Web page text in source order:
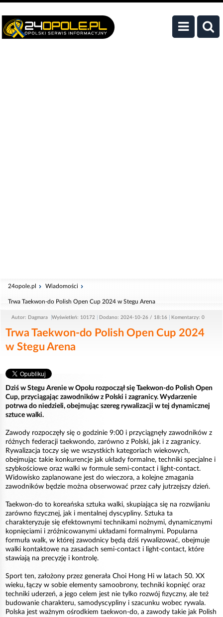
24opole.pl Wiadomości
Trwa Taekwon-do Polish Open Cup 2024 w Stegu Arena
Autor: Dagmara Wyświetleń: 10172 Dodano: 2024-10-26 / 18:16 Komentarzy: 0
Trwa Taekwon-do Polish Open Cup 2024
w Stegu Arena
Dziś w Stegu Arenie w Opolu rozpoczął się Taekwon-do Polish Open
Cup, przyciągając zawodników z Polski i zagranicy. Wydarzenie
potrwa do niedzieli, obejmując szereg rywalizacji w tej dynamicznej
sztuce walki.
Zawody rozpoczęły się o godzinie 9:00 i przyciągnęły zawodników z
różnych federacji taekwondo, zarówno z Polski, jak i z zagranicy.
Rywalizacja toczy się we wszystkich kategoriach wiekowych,
obejmując takie konkurencje jak układy formalne, techniki specjalne i
szybkościowe oraz walki w formule semi-contact i light-contact.
Widowisko zaplanowane jest do wieczora, a kolejne zmagania
zawodników będzie można obserwować przez cały jutrzejszy dzień.
Taekwon-do to koreańska sztuka walki, skupiająca się na rozwijaniu
zarówno fizycznej, jak i mentalnej dyscypliny. Sztuka ta
charakteryzuje się efektownymi technikami nożnymi, dynamicznymi
kopnięciami i zróżnicowanymi układami formalnymi. Popularna
formuła walk, w której zawodnicy będą dziś rywalizować, obejmuje
walki kontaktowe na zasadach semi-contact i light-contact, które
stawiają na precyzję i kontrolę.
Sport ten, założony przez generała Choi Hong Hi w latach 50. XX
wieku, łączy w sobie elementy samoobrony, techniki kopnięć oraz
techniki uderzeń, a jego celem jest nie tylko rozwój fizyczny, ale też
budowanie charakteru, samodyscypliny i szacunku wobec rywala.
Polska jest ważnym ośrodkiem taekwon-do, a zawody takie jak Polish